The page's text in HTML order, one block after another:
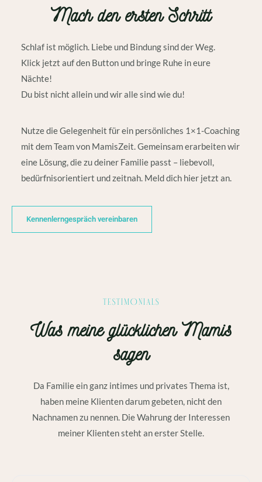
Mach den ersten Schritt
Schlaf ist möglich. Liebe und Bindung sind der Weg.
Klick jetzt auf den Button und bringe Ruhe in eure
Nächte!
Du bist nicht allein und wir alle sind wie du!
Nutze die Gelegenheit für ein persönliches 1×1-Coaching
mit dem Team von MamisZeit. Gemeinsam erarbeiten wir
eine Lösung, die zu deiner Familie passt – liebevoll,
bedürfnisorientiert und zeitnah. Meld dich hier jetzt an.
Kennenlerngespräch vereinbaren
TESTIMONIALS
Was meine glücklichen Mamis
sagen
Da Familie ein ganz intimes und privates Thema ist,
haben meine Klienten darum gebeten, nicht den
Nachnamen zu nennen. Die Wahrung der Interessen
meiner Klienten steht an erster Stelle.